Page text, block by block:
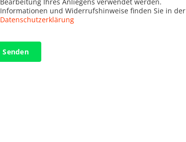
Informationen und Widerrufshinweise finden Sie in der
Datenschutzerklärung
Senden